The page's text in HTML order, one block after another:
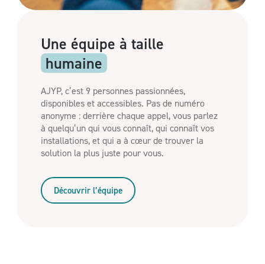
Une équipe àtaille
humaine
AJYP, c’est 9 personnes passionnées,
disponibles et accessibles. Pas de numéro
anonyme : derrière chaque appel, vous parlez
à quelqu’un qui vous connaît, qui connaît vos
installations, et qui a à cœur de trouver la
solution la plus juste pour vous.
Découvrir l’équipe